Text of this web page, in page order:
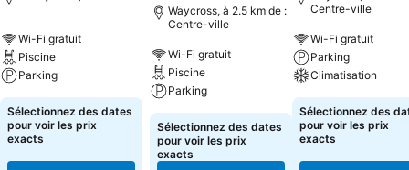
Wi-Fi gratuit
Piscine
Parking
Sélectionnez des dates
pour voir les prix
exacts
Waycross, à 2.5 km de :
Centre-ville
Wi-Fi gratuit
Piscine
Parking
Sélectionnez des dates
pour voir les prix
exacts
Centre-ville
Wi-Fi gratuit
Parking
Climatisation
Sélectionnez des
pour voir les prix
exacts